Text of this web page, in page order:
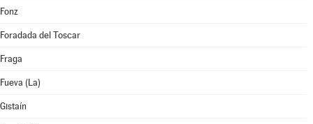
Fonz
Foradada del Toscar
Fraga
Fueva (La)
Gistaín